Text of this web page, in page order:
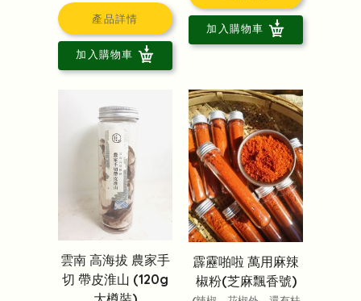
產品詳情
加入購物車
加入購物車
雲南 高海拔 農家手
切 帶皮淮山 (120g
霹靂啪啦 萬用麻辣
椒粉(芝麻飄香號)